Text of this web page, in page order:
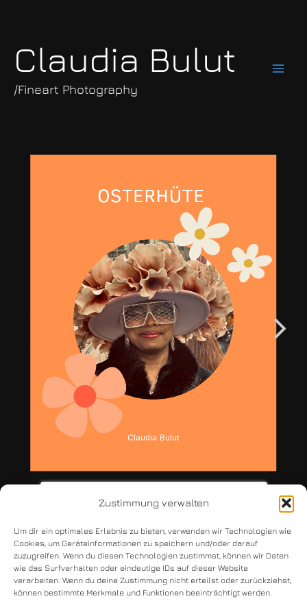
Zustimmung verwalten
Um dir ein optimales Erlebnis zu bieten, verwenden wir Technologien wie
Cookies, um Geräteinformationen zu speichern und/oder darauf
zuzugreifen. Wenn du diesen Technologien zustimmst, können wir Daten
wie das Surfverhalten oder eindeutige IDs auf dieser Website
verarbeiten. Wenn du deine Zustimmung nicht erteilst oder zurückziehst,
können bestimmte Merkmale und Funktionen beeinträchtigt werden.
springen
Claudia Bulut
/Fineart Photography
Copyright © 2026 Claudia Bulut